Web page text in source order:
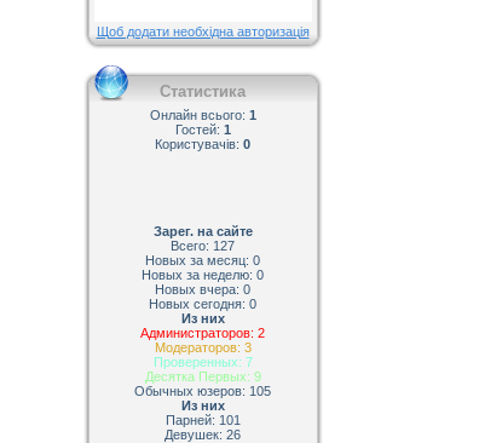
Щоб додати необхідна авторизація
Статистика
Онлайн всього: 1
Гостей: 1
Користувачів: 0
Зарег. на сайте
Всего: 127
Новых за месяц: 0
Новых за неделю: 0
Новых вчера: 0
Новых сегодня: 0
Из них
Администраторов: 2
Модераторов: 3
Проверенных: 7
Десятка Первых: 9
Обычных юзеров: 105
Из них
Парней: 101
Девушек: 26